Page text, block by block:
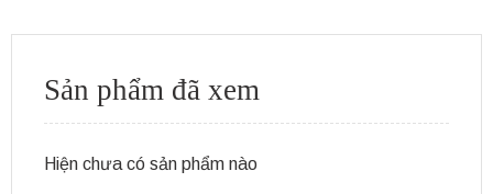
Sản phẩm đã xem
Hiện chưa có sản phẩm nào